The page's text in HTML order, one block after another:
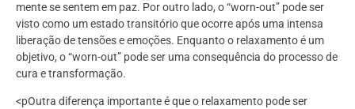
mente se sentem em paz. Por outro lado, o “worn-out” pode ser
visto como um estado transitório que ocorre após uma intensa
liberação de tensões e emoções. Enquanto o relaxamento é um
objetivo, o “worn-out” pode ser uma consequência do processo de
cura e transformação.
<pOutra diferença importante é que o relaxamento pode ser